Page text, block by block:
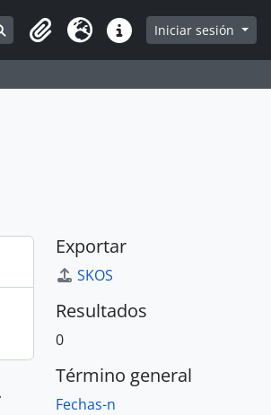
Search in browse page
Portapapeles
Idioma Enlaces rápidos
Iniciar sesión
Exportar
SKOS
Resultados
0
Término general
Fechas-n